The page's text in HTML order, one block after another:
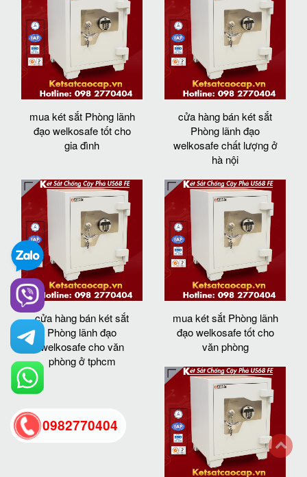
mua két sắt Phòng lãnh
đạo welkosafe tốt cho
gia đình
cửa hàng bán két sắt
Phòng lãnh đạo
welkosafe chất lượng ở
hà nội
cửa hàng bán két sắt
Phòng lãnh đạo
welkosafe cho văn
phòng ở tphcm
mua két sắt Phòng lãnh
đạo welkosafe tốt cho
văn phòng
0982770404